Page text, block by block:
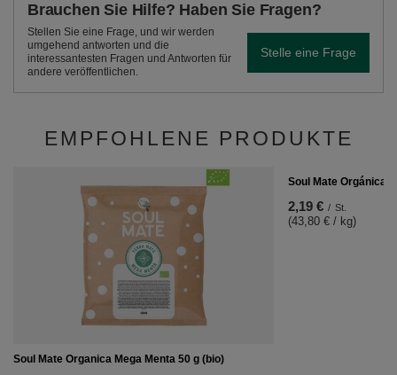
Brauchen Sie Hilfe? Haben Sie Fragen?
Stellen Sie eine Frage, und wir werden
umgehend antworten und die
interessantesten Fragen und Antworten für
andere veröffentlichen.
Stelle eine Frage
EMPFOHLENE PRODUKTE
Soul Mate Organica Mega Menta 50 g (bio)
Soul Mate Orgánica
2,19 € / St.
(43,80 € / kg)